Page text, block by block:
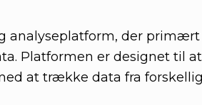
analyseplatform, der
Platformen er designet til
at trække data fra